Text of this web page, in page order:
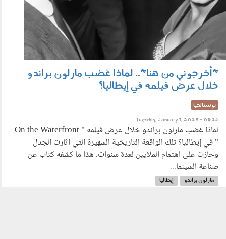
"أخرجوني من هنا".. لماذا غضب مارلون براندو
خلال عرض فيلمه في إيطاليا؟
نوستالجيا
Tuesday, January 7, 2025 - 08:26
لماذا غضب مارلون براندو خلال عرض فيلمه " On the Waterfront
" في إيطاليا؟ تلك الواقعة التاريخية الشهيرة التي أثارت الجدل
وحازت على اهتمام الملايين لعدة سنوات. هذا ما كشفه كتاب عن
صناعة السينما...
مارلون براندو إيطاليا